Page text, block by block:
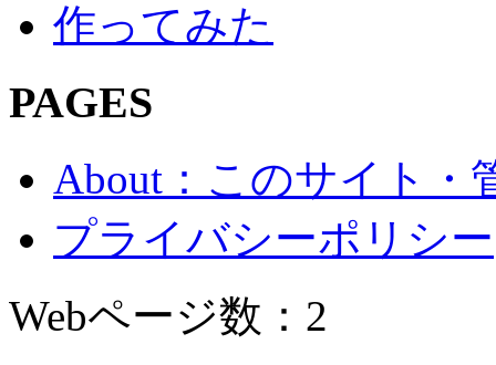
作ってみた
PAGES
About：このサイト・
プライバシーポリシー
Webページ数：2